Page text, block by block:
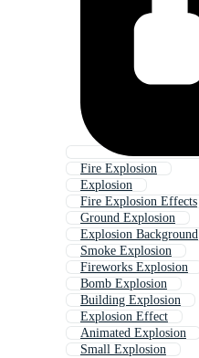
Fire Explosion
Explosion
Fire Explosion Effects
Ground Explosion
Explosion Background
Smoke Explosion
Fireworks Explosion
Bomb Explosion
Building Explosion
Explosion Effect
Animated Explosion
Small Explosion